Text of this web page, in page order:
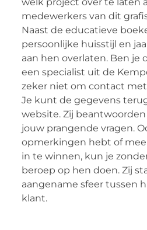
medewerkers van dit
Naast de educatieve
persoonlijke huisstijl en
aan hen overlaten. Ben je
een specialist uit de
zeker niet om contact
Je kunt de gegevens
website. Zij
jouw prangende vragen.
opmerkingen hebt of
in te winnen, kun je
beroep op hen doen. Zij
aangename sfeer tussen
klant.